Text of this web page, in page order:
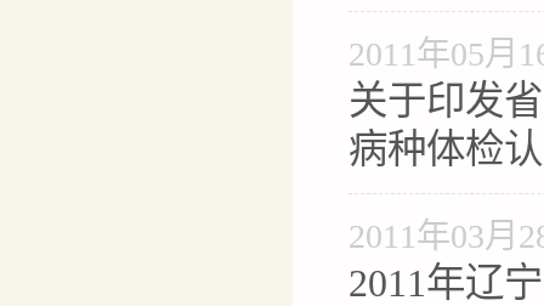
2011年05月
关于印发
病种体检
2011年03月
2011年辽